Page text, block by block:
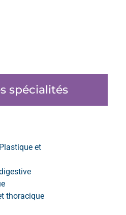
spécialités
et
thoracique